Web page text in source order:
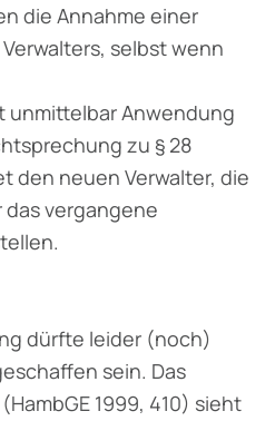
die Annahme einer
selbst wenn
unmittelbar Anwendung
zu § 28
den neuen Verwalter, die
vergangene
dürfte leider (noch)
sein. Das
1999, 410) sieht